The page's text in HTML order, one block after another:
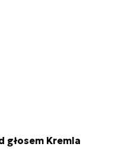
głosem Kremla